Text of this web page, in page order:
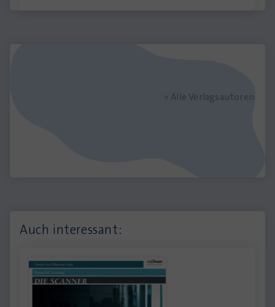
» Alle Verlagsautoren
Auch interessant: